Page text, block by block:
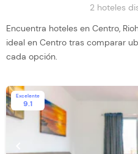
2 hoteles
Encuentra hoteles en Centro,
ideal en Centro tras comparar
cada opción.
Excelente
9.1